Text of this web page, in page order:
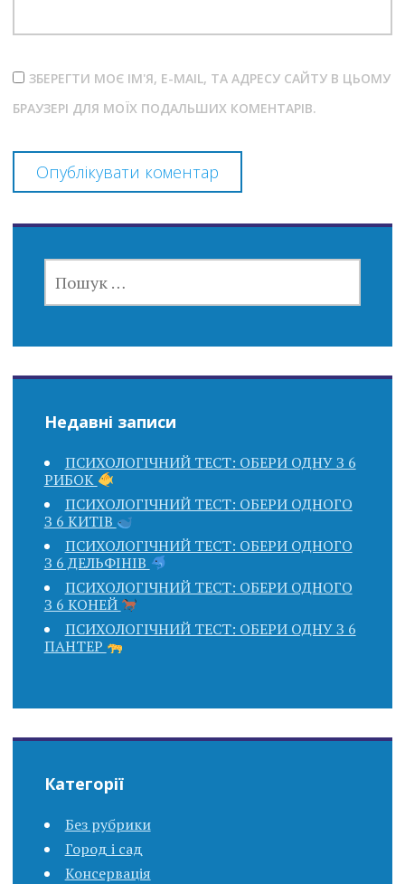
ЗБЕРЕГТИ МОЄ ІМ'Я, E-MAIL, ТА АДРЕСУ САЙТУ В ЦЬОМУ
БРАУЗЕРІ ДЛЯ МОЇХ ПОДАЛЬШИХ КОМЕНТАРІВ.
Недавні записи
ПСИХОЛОГІЧНИЙ ТЕСТ: ОБЕРИ ОДНУ З 6
РИБОК
ПСИХОЛОГІЧНИЙ ТЕСТ: ОБЕРИ ОДНОГО
З 6 КИТІВ
ПСИХОЛОГІЧНИЙ ТЕСТ: ОБЕРИ ОДНОГО
З 6 ДЕЛЬФІНІВ
ПСИХОЛОГІЧНИЙ ТЕСТ: ОБЕРИ ОДНОГО
З 6 КОНЕЙ
ПСИХОЛОГІЧНИЙ ТЕСТ: ОБЕРИ ОДНУ З 6
ПАНТЕР
Категорії
Без рубрики
Город і сад
Консервація